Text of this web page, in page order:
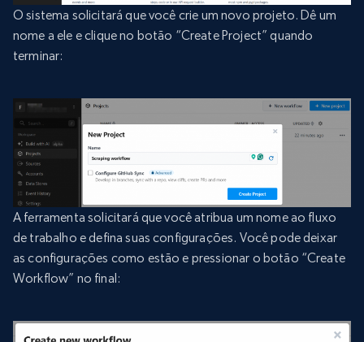
O sistema solicitará que você crie um novo projeto. Dê um
nome a ele e clique no botão “Create Project” quando
terminar:
A ferramenta solicitará que você atribua um nome ao fluxo
de trabalho e defina suas configurações. Você pode deixar
as configurações como estão e pressionar o botão “Create
Workflow” no final: